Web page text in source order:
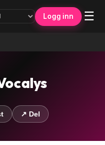
Logg inn ☰
↗ Del